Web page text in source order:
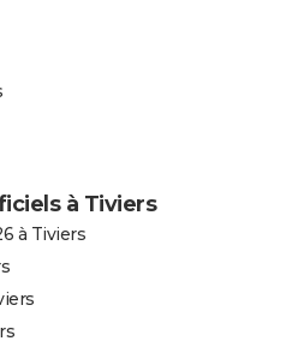
à Tiviers
à Tiviers